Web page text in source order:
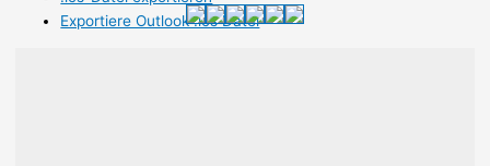
Exportiere Outlook .ics Datei